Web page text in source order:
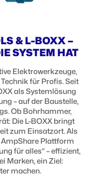
& L-BOXX –
SYSTEM HAT
Elektrowerkzeuge,
für Profis. Seit
als Systemlösung
– auf der Baustelle,
Ob Bohrhammer,
Die L-BOXX bringt
zum Einsatzort. Als
AmpShare Plattform
für alles“ – effizient,
Marken, ein Ziel:
machen.